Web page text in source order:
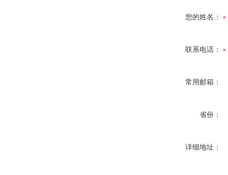
您的姓名：
联系电话：
常用邮箱：
省份：
详细地址：